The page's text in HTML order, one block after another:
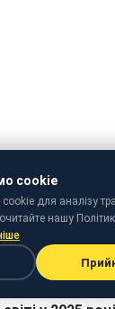
у 2025 році
cookie
для аналізу
нашу